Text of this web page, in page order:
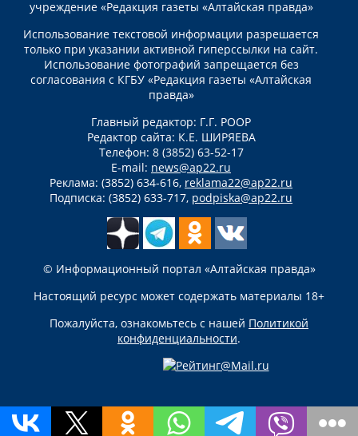
учреждение «Редакция газеты «Алтайская правда»
Использование текстовой информации разрешается
только при указании активной гиперссылки на сайт.
Использование фотографий запрещается без
согласования с КГБУ «Редакция газеты «Алтайская
правда»
Главный редактор: Г.Г. РООР
Редактор сайта: К.Е. ШИРЯЕВА
Телефон: 8 (3852) 63-52-17
E-mail: news@ap22.ru
Реклама: (3852) 634-616, reklama22@ap22.ru
Подписка: (3852) 633-717, podpiska@ap22.ru
© Информационный портал «Алтайская правда»
Настоящий ресурс может содержать материалы 18+
Пожалуйста, ознакомьтесь с нашей Политикой
конфиденциальности.